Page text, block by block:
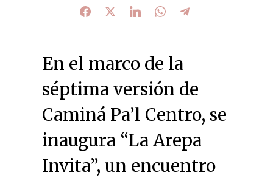
En el marco de la
séptima versión de
Caminá Pa’l Centro, se
inaugura “La Arepa
Invita”, un encuentro